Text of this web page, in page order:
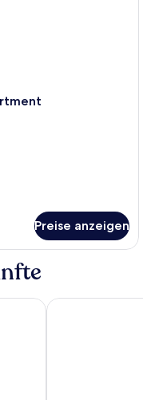
Preise anzeigen
Rydges Canberra